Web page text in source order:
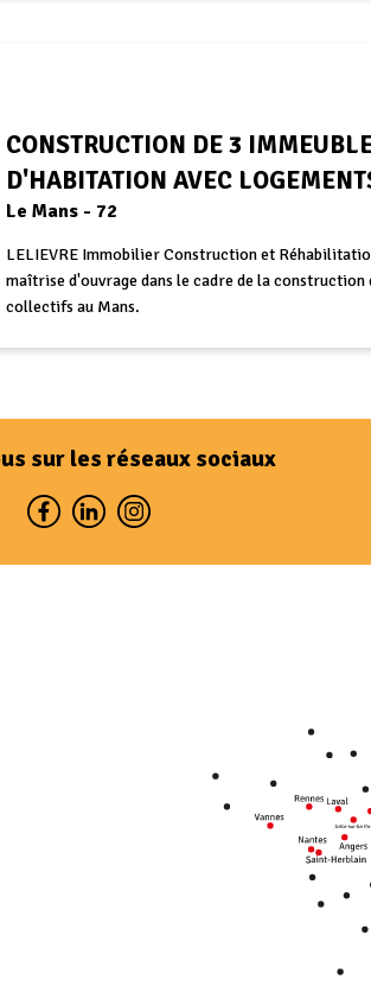
CONSTRUCTION DE 3
D'HABITATION AVEC
Le Mans - 72
LELIEVRE Immobilier Construction et
maîtrise d'ouvrage dans le cadre de la construction
collectifs au Mans.
sur les réseaux sociaux